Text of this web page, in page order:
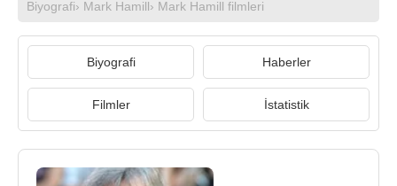
Biyografi› Mark Hamill› Mark Hamill filmleri
Biyografi Haberler
Filmler İstatistik